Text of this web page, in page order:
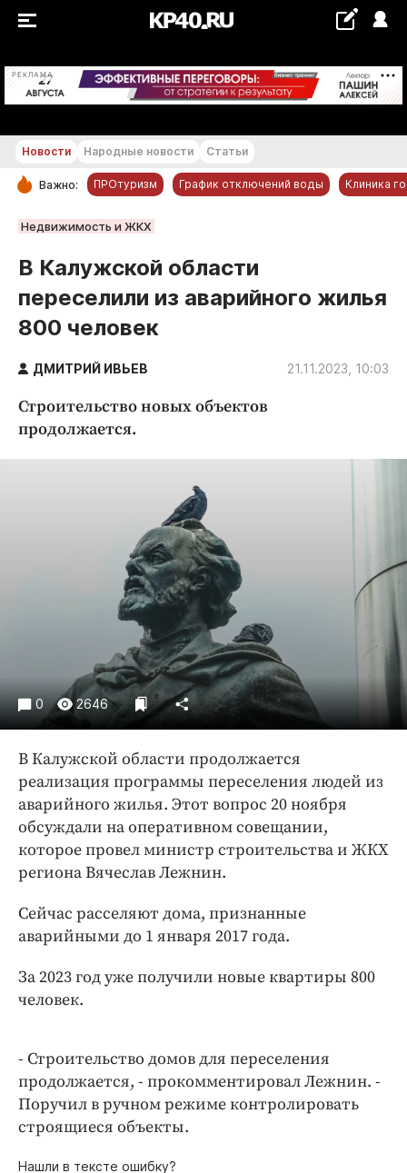
РЕКЛАМА +20...+21 °С
РУБРИКИ
Новости компаний
Статьи
Народные новости
Авто и транспорт
Праздники
Происшествия
Экономика и бизнес
ПРОЕКТЫ
Издания
Медиаперсона
Клиника года
Бренд года
Новости Народные новости Статьи
Важно: ПРОтуризм График отключений воды Клиника
Недвижимость и ЖКХ
В Калужской области
переселили из аварийного жилья
800 человек
ДМИТРИЙ ИВЬЕВ 21.11.2023, 10:03
Строительство новых объектов
продолжается.
0 2646
В Калужской области продолжается
реализация программы переселения людей из
аварийного жилья. Этот вопрос 20 ноября
обсуждали на оперативном совещании,
которое провел министр строительства и ЖКХ
региона Вячеслав Лежнин.
Сейчас расселяют дома, признанные
аварийными до 1 января 2017 года.
За 2023 год уже получили новые квартиры 800
человек.
- Строительство домов для переселения
продолжается, - прокомментировал Лежнин. -
Поручил в ручном режиме контролировать
строящиеся объекты.
Нашли в тексте ошибку?